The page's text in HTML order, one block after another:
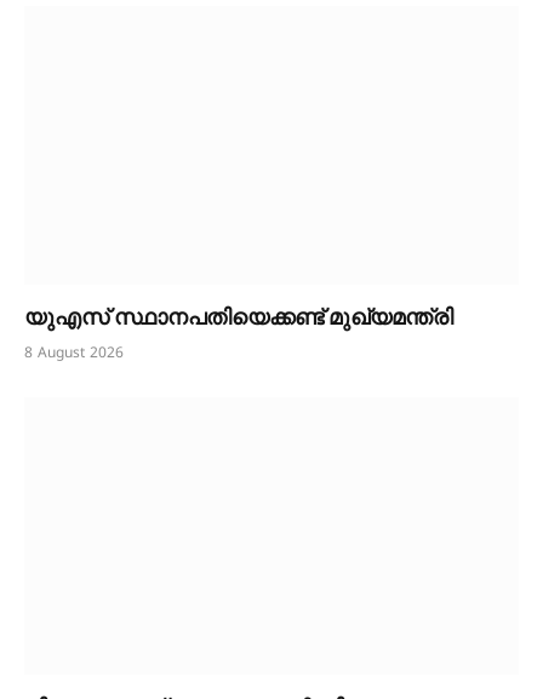
യുഎസ് സ്ഥാനപതിയെക്കണ്ട് മുഖ്യമന്ത്രി
8 August 2026